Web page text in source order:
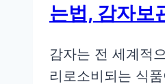
는법, 감자보
감자는 전 세계적
리로소비되는 식